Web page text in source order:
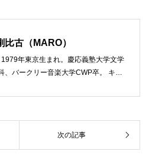
比古（MARO）
年東京生まれ。慶応義塾大学文学
、バークリー音楽大学CWP卒。 キリ
人専門の行政書士。2020年7月よりク
リスト教会（@kamiumach）」の運営
まじめ担当」。 著書に『聖書を読んだ
次の記事